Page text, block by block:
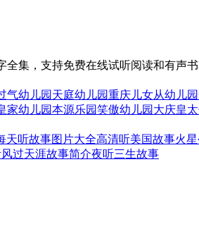
集，支持免费在线试听阅读和有声书
气幼儿园 天庭幼儿园重庆儿女从幼儿
家幼儿园本源乐园笑傲幼儿园 大庆皇
天听故事图片大全高清听美国故事火
过天涯故事简介夜听三生故事